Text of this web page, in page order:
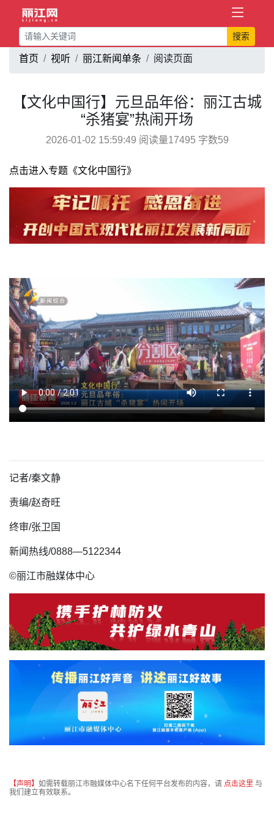
搜索
首页 视听 丽江新闻单条 阅读页面
【文化中国行】元旦品年俗：丽江古城
“杀猪宴”热闹开场
2026-01-02 15:59:49 阅读量17495 字数59
点击进入专题《文化中国行》
记者/秦文静
责编/赵奇旺
终审/张卫国
新闻热线/0888—5122344
©丽江市融媒体中心
【声明】 如需转载丽江市融媒体中心名下任何平台发布的内容，请 点击这里 与
我们建立有效联系。